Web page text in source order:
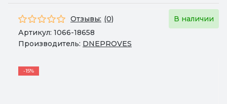
Отзывы: (0)
В наличии
Артикул: 1066-18658
Производитель: DNEPROVES
-15%